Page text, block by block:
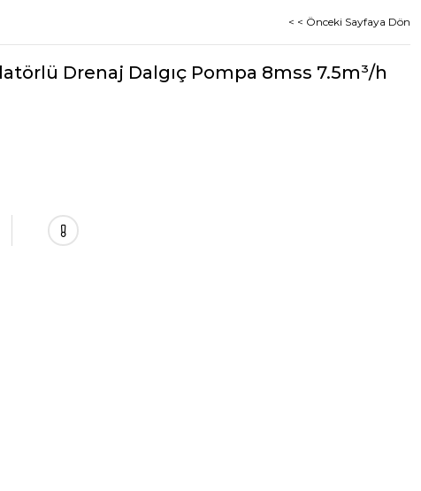
< < Önceki Sayfaya Dön
Drenaj Dalgıç Pompa 8mss 7.5m³/h